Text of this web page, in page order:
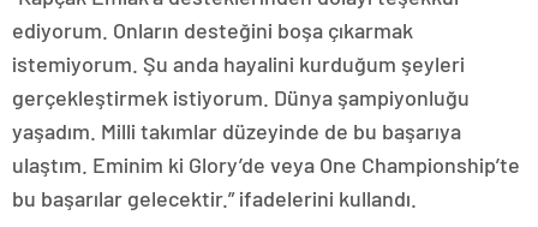
ediyorum. Onların desteğini boşa çıkarmak
istemiyorum. Şu anda hayalini kurduğum şeyleri
gerçekleştirmek istiyorum. Dünya şampiyonluğu
yaşadım. Milli takımlar düzeyinde de bu başarıya
ulaştım. Eminim ki Glory’de veya One Championship’te
bu başarılar gelecektir.” ifadelerini kullandı.